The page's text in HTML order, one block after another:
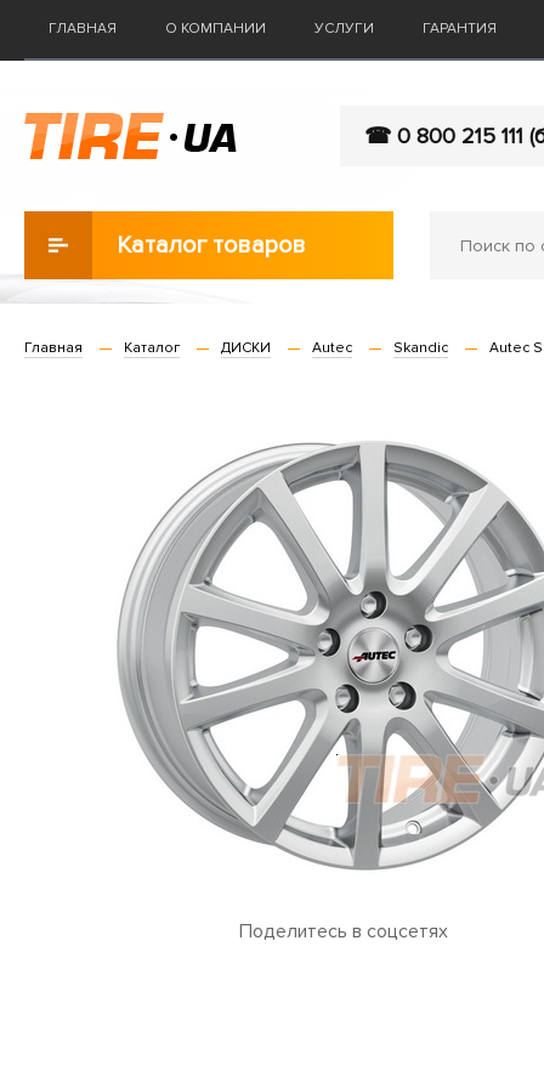
ГЛАВНАЯ О КОМПАНИИ УСЛУГИ ГАРАНТИЯ
☎ 0 800 215 111
Каталог товаров
Главная Каталог ДИСКИ Autec Skandic Autec
Поделитесь в соцсетях